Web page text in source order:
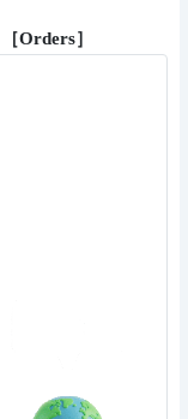
［Orders］